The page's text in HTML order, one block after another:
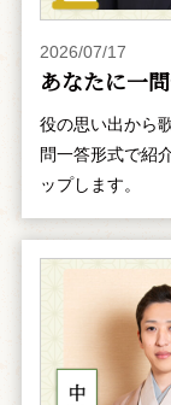
2026/07/17
あなたに一
役の思い出から
問一答形式で紹
ップします。